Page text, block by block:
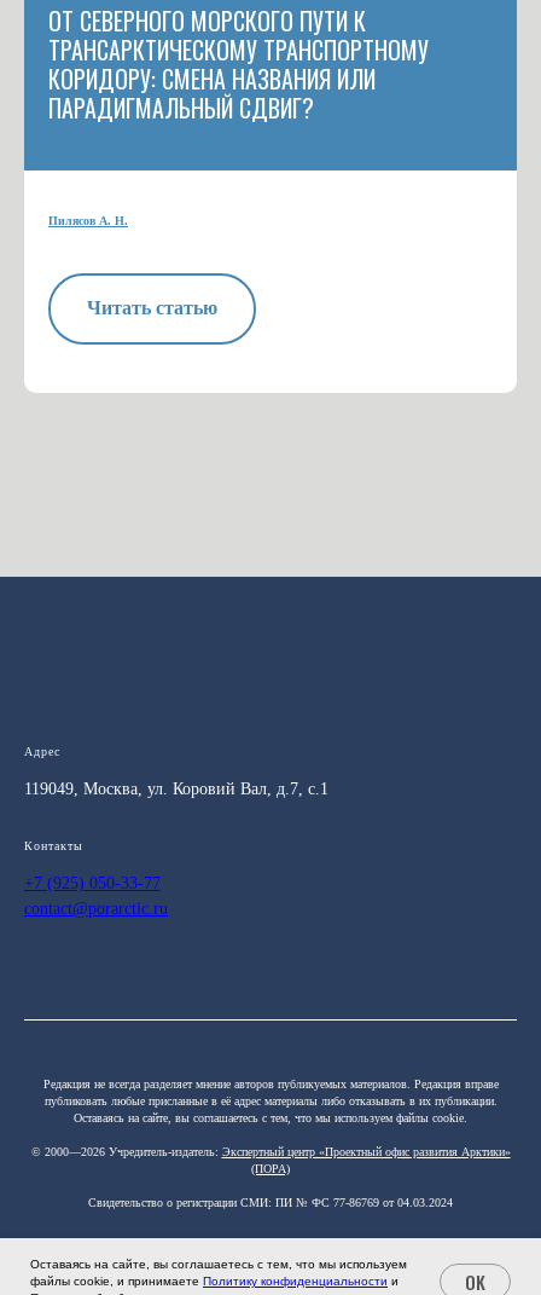
ОТ СЕВЕРНОГО МОРСКОГО ПУТИ К
ТРАНСАРКТИЧЕСКОМУ ТРАНСПОРТНОМУ
КОРИДОРУ: СМЕНА НАЗВАНИЯ ИЛИ
ПАРАДИГМАЛЬНЫЙ СДВИГ?
Пилясов А. Н.
Читать статью
Адрес
119049, Москва, ул. Коровий Вал, д.7, с.1
Контакты
+7 (925) 050-33-77
contact@porarctic.ru
Оставаясь на сайте, вы соглашаетесь с тем, что мы используем
файлы cookie, и принимаете Политику конфиденциальности и
OK
Редакция не всегда разделяет мнение авторов публикуемых материалов. Редакция вправе
публиковать любые присланные в её адрес материалы либо отказывать в их публикации.
Оставаясь на сайте, вы соглашаетесь с тем, что мы используем файлы cookie.
© 2000—2026 Учредитель-издатель: Экспертный центр «Проектный офис развития Арктики»
(ПОРА)
Свидетельство о регистрации СМИ: ПИ № ФС 77-86769 от 04.03.2024